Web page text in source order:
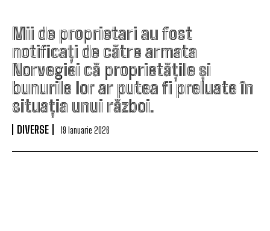
Mii de proprietari au fost
notificați de către armata
Norvegiei că proprietățile și
bunurile lor ar putea fi preluate în
situația unui război.
DIVERSE 19 Ianuarie 2026